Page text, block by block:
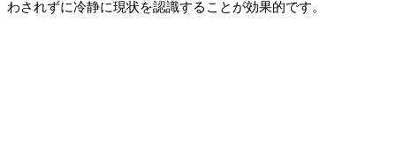
わされずに冷静に現状を認識することが効果的です。